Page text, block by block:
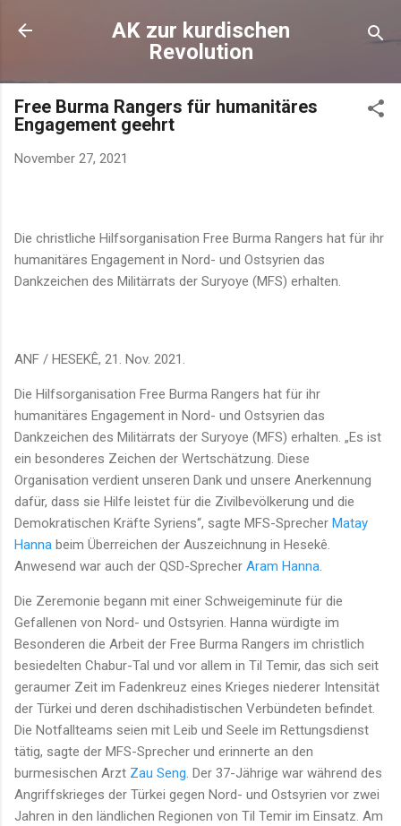
Direkt zum Hauptbereich
AK zur kurdischen
Revolution
Free Burma Rangers für humanitäres
Engagement geehrt
November 27, 2021
Die christliche Hilfsorganisation Free Burma Rangers hat für ihr
humanitäres Engagement in Nord- und Ostsyrien das
Dankzeichen des Militärrats der Suryoye (MFS) erhalten.
ANF / HESEKÊ, 21. Nov. 2021.
Die Hilfsorganisation Free Burma Rangers hat für ihr
humanitäres Engagement in Nord- und Ostsyrien das
Dankzeichen des Militärrats der Suryoye (MFS) erhalten. „Es ist
ein besonderes Zeichen der Wertschätzung. Diese
Organisation verdient unseren Dank und unsere Anerkennung
dafür, dass sie Hilfe leistet für die Zivilbevölkerung und die
Demokratischen Kräfte Syriens“, sagte MFS-Sprecher Matay
Hanna beim Überreichen der Auszeichnung in Hesekê.
Anwesend war auch der QSD-Sprecher Aram Hanna.
Die Zeremonie begann mit einer Schweigeminute für die
Gefallenen von Nord- und Ostsyrien. Hanna würdigte im
Besonderen die Arbeit der Free Burma Rangers im christlich
besiedelten Chabur-Tal und vor allem in Til Temir, das sich seit
geraumer Zeit im Fadenkreuz eines Krieges niederer Intensität
der Türkei und deren dschihadistischen Verbündeten befindet.
Die Notfallteams seien mit Leib und Seele im Rettungsdienst
tätig, sagte der MFS-Sprecher und erinnerte an den
burmesischen Arzt Zau Seng. Der 37-Jährige war während des
Angriffskrieges der Türkei gegen Nord- und Ostsyrien vor zwei
Jahren in den ländlichen Regionen von Til Temir im Einsatz. Am